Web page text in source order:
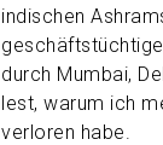
indischen
durch Mumbai,
lest, warum ich
verloren habe.